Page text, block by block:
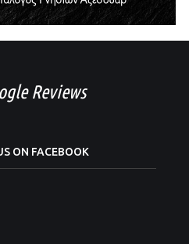
Reviews
ON FACEBOOK